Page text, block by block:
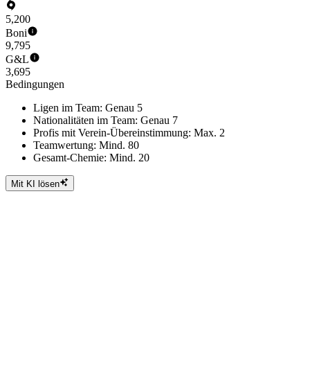
5,200
Boni
9,795
G&L
3,695
Bedingungen
Ligen im Team: Genau 5
Nationalitäten im Team: Genau 7
Profis mit Verein-Übereinstimmung: Max. 2
Teamwertung: Mind. 80
Gesamt-Chemie: Mind. 20
Mit KI lösen